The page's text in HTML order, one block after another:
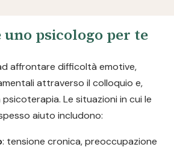
uno psicologo per te
affrontare difficoltà emotive,
attraverso il colloquio e,
Le situazioni in cui le
aiuto includono:
: tensione cronica, preoccupazione